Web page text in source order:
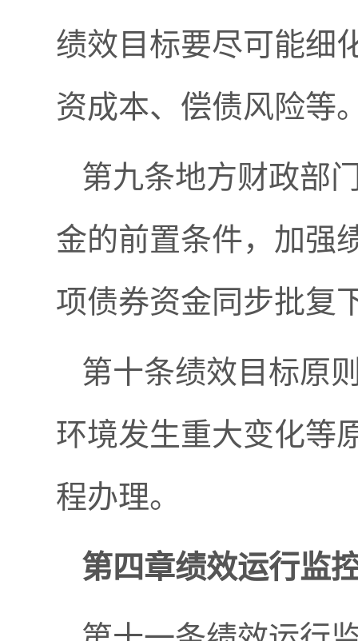
绩效目标要尽可能细
资成本、偿债风险等
第九条地方财政部
金的前置条件，加强
项债券资金同步批复
第十条绩效目标原
环境发生重大变化等
程办理。
第四章绩效运行监